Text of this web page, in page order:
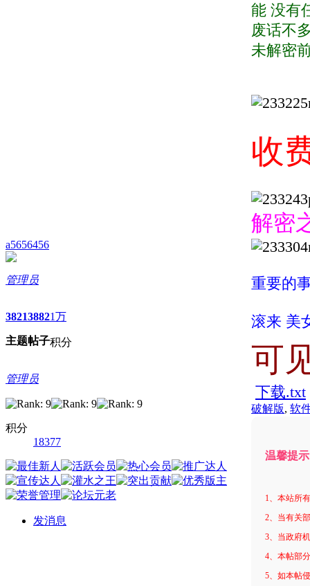
a5656456
管理员
3821
主题
3882
帖子
1万
积分
管理员
积分
18377
发消息
能 没有
废话不
未解密
收
解密
重要的
滚来 美
可
下载.txt
破解版, 软
温馨提
1、本站所
2、当有关
3、当政府
4、本帖部
5、如本帖